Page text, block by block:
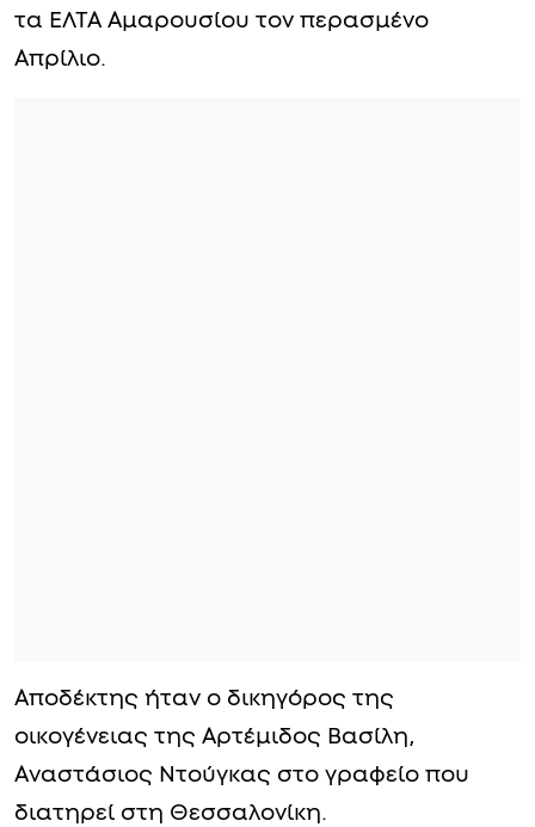
τα ΕΛΤΑ Αμαρουσίου τον περασμένο
Απρίλιο.
Αποδέκτης ήταν ο δικηγόρος της
οικογένειας της Αρτέμιδος Βασίλη,
Αναστάσιος Ντούγκας στο γραφείο που
διατηρεί στη Θεσσαλονίκη.